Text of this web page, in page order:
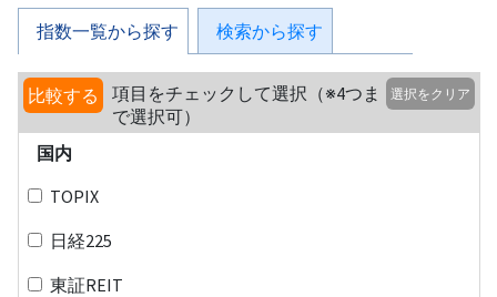
指数一覧から探す 検索から探す
比較する
項目をチェックして選択（※4つま
で選択可）
選択をクリア
国内
TOPIX
日経225
東証REIT